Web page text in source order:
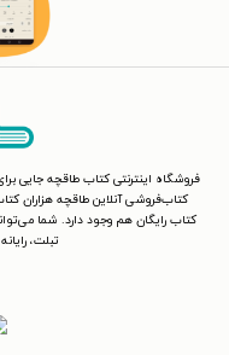
فروشگاه اینترنتی کتاب طاقچه جایی
کتاب‌فروشی آنلاین طاقچه هزاران
کتاب رایگان هم وجود دارد. شما
تبلت،